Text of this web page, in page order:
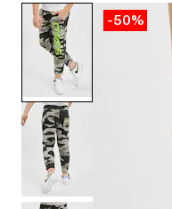
-50%